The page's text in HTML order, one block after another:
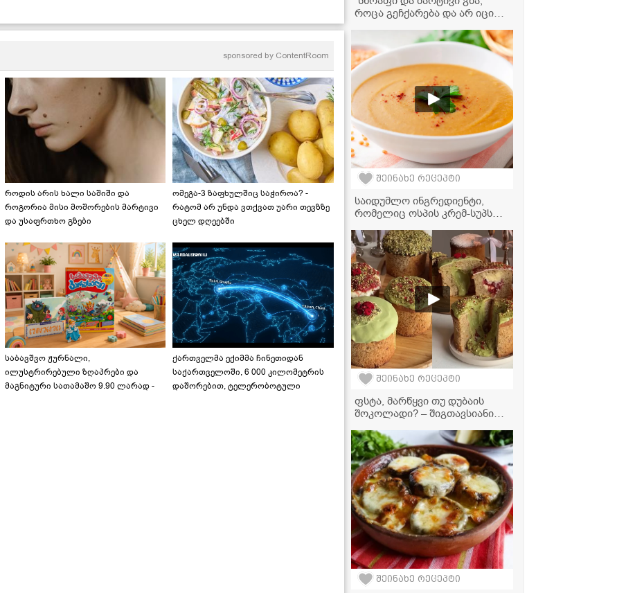
უგემრიელესი!" - ნამცხვრის
sponsored by ContentRoom
როდის არის ხალი საშიში და
როგორია მისი მოშორების მარტივი
და უსაფრთხო გზები
ომეგა-3 ზაფხულშიც საჭიროა? -
რატომ არ უნდა ვთქვათ უარი თევზზე
ცხელ დღეებში
საბავშვო ჟურნალი,
ილუსტრირებული ზღაპრები და
მაგნიტური სათამაშო 9.90 ლარად -
ქართველმა ექიმმა ჩინეთიდან
საქართველოში, 6 000 კილომეტრის
დაშორებით, ტელერობოტული
როცა გეჩქარება და არ იცი
მომზადება აეროგრილში
შეინახე რეცეპტი
საიდუმლო ინგრედიენტი,
რომელიც ოსპის კრემ-სუპს
ასეთი გემრიელი ჯერ
არაფერი გაგისინჯავთ!
შეინახე რეცეპტი
ფსტა, მარწყვი თუ დუბაის
შოკოლადი? – შიგთავსიანი
სოციალური ქსელები
დაიპყრო!
შეინახე რეცეპტი